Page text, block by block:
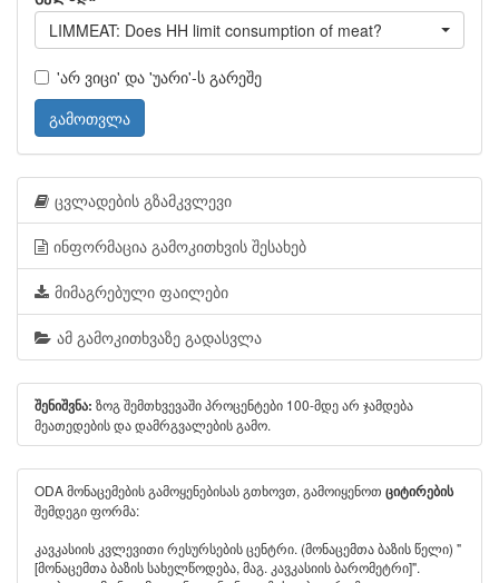
LIMMEAT: Does HH limit consumption of meat?
'არ ვიცი' და 'უარი'-ს გარეშე
გამოთვლა
ცვლადების გზამკვლევი
ინფორმაცია გამოკითხვის შესახებ
მიმაგრებული ფაილები
ამ გამოკითხვაზე გადასვლა
შენიშვნა: ზოგ შემთხვევაში პროცენტები 100-მდე არ ჯამდება
მეათედების და დამრგვალების გამო.
ODA მონაცემების გამოყენებისას გთხოვთ, გამოიყენოთ ციტირების
შემდეგი ფორმა:
კავკასიის კვლევითი რესურსების ცენტრი. (მონაცემთა ბაზის წელი) "
[მონაცემთა ბაზის სახელწოდება, მაგ. კავკასიის ბარომეტრი]".